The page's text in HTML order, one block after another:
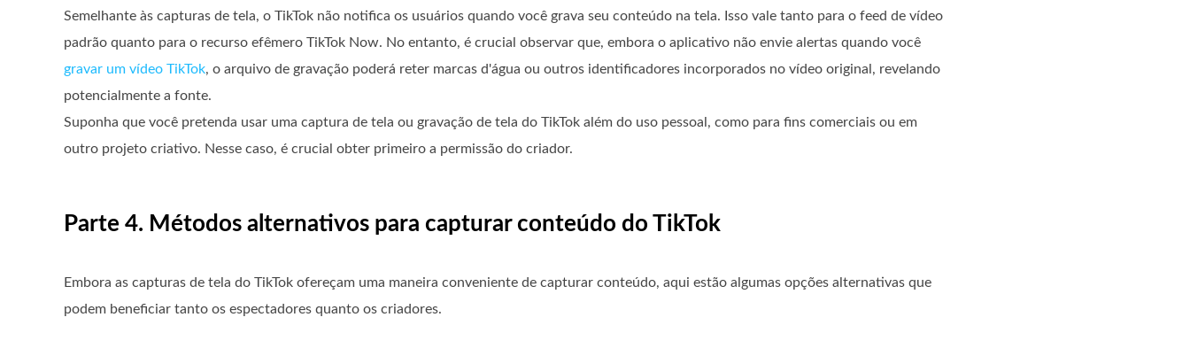
Semelhante às capturas de tela, o TikTok não notifica os usuários quando você grava seu conteúdo na tela. Isso vale tanto para o feed de vídeo
padrão quanto para o recurso efêmero TikTok Now. No entanto, é crucial observar que, embora o aplicativo não envie alertas quando você
gravar um vídeo TikTok, o arquivo de gravação poderá reter marcas d'água ou outros identificadores incorporados no vídeo original, revelando
potencialmente a fonte.
Suponha que você pretenda usar uma captura de tela ou gravação de tela do TikTok além do uso pessoal, como para fins comerciais ou em
outro projeto criativo. Nesse caso, é crucial obter primeiro a permissão do criador.
Parte 4. Métodos alternativos para capturar conteúdo do TikTok
Embora as capturas de tela do TikTok ofereçam uma maneira conveniente de capturar conteúdo, aqui estão algumas opções alternativas que
podem beneficiar tanto os espectadores quanto os criadores.